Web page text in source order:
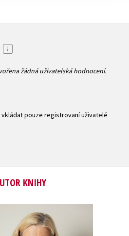
žádná uživatelská hodnocení.
pouze registrovaní uživatelé
KNIHY